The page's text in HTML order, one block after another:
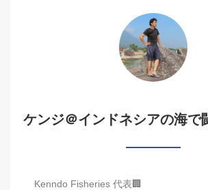
ケンジ＠インドネシアの海
Kenndo Fisheries 代表🏢